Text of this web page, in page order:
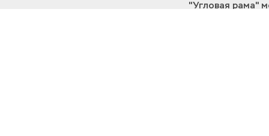
"Угловая рама"